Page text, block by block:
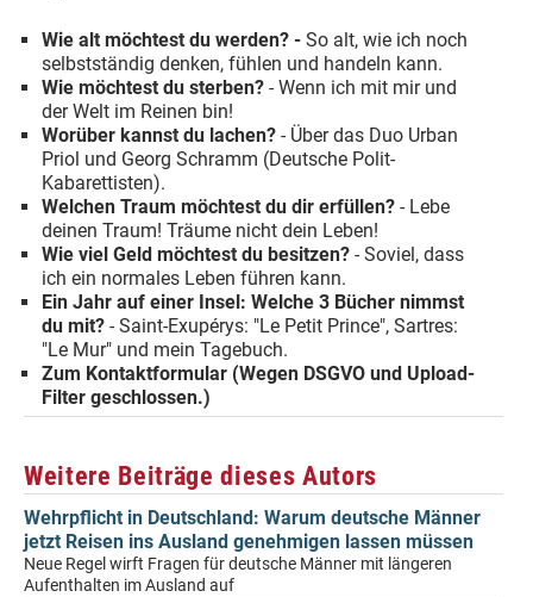
Wie alt möchtest du werden? - So alt, wie ich noch
selbstständig denken, fühlen und handeln kann.
Wie möchtest du sterben? - Wenn ich mit mir und
der Welt im Reinen bin!
Worüber kannst du lachen? - Über das Duo Urban
Priol und Georg Schramm (Deutsche Polit-
Kabarettisten).
Welchen Traum möchtest du dir erfüllen? - Lebe
deinen Traum! Träume nicht dein Leben!
Wie viel Geld möchtest du besitzen? - Soviel, dass
ich ein normales Leben führen kann.
Ein Jahr auf einer Insel: Welche 3 Bücher nimmst
du mit? - Saint-Exupérys: "Le Petit Prince", Sartres:
"Le Mur" und mein Tagebuch.
Zum Kontaktformular (Wegen DSGVO und Upload-
Filter geschlossen.)
Weitere Beiträge dieses Autors
Wehrpflicht in Deutschland: Warum deutsche Männer
jetzt Reisen ins Ausland genehmigen lassen müssen
Neue Regel wirft Fragen für deutsche Männer mit längeren
Aufenthalten im Ausland auf